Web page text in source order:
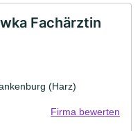
Fachärztin
(Harz)
Firma bewerten